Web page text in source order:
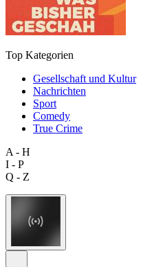
Top Kategorien
Gesellschaft und Kultur
Nachrichten
Sport
Comedy
True Crime
A - H
I - P
Q - Z